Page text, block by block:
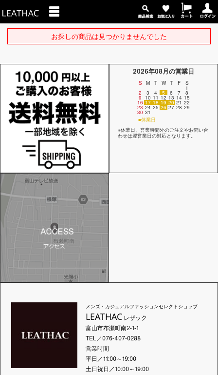
お探しの商品は見つかりませんでした
2026年08月の営業日
S M T W T F S
1
2 3 4 5 6 7 8
9 10 11 12 13 14 15
16 17 18 19 20 21 22
23 24 25 26 27 28 29
30 31
■休業日
※休業日、営業時間外のご注文やお問い合
わせは翌営業日の対応となります。
メンズ・カジュアルファッションセレクトショップ
LEATHACレザック
富山市布瀬町南2-1-1
TEL／076-407-0288
営業時間
平日／11:00～19:00
土日祝日／10:00～19:00